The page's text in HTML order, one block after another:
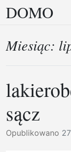
Przejdź
do
DOMO
Miesiąc:
sącz
Opublikowano